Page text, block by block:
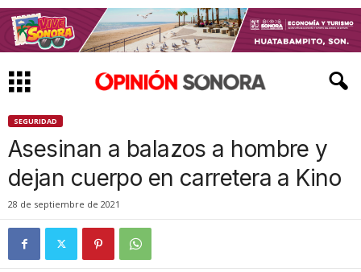
SEGURIDAD
Asesinan a balazos a hombre y
dejan cuerpo en carretera a Kino
28 de septiembre de 2021